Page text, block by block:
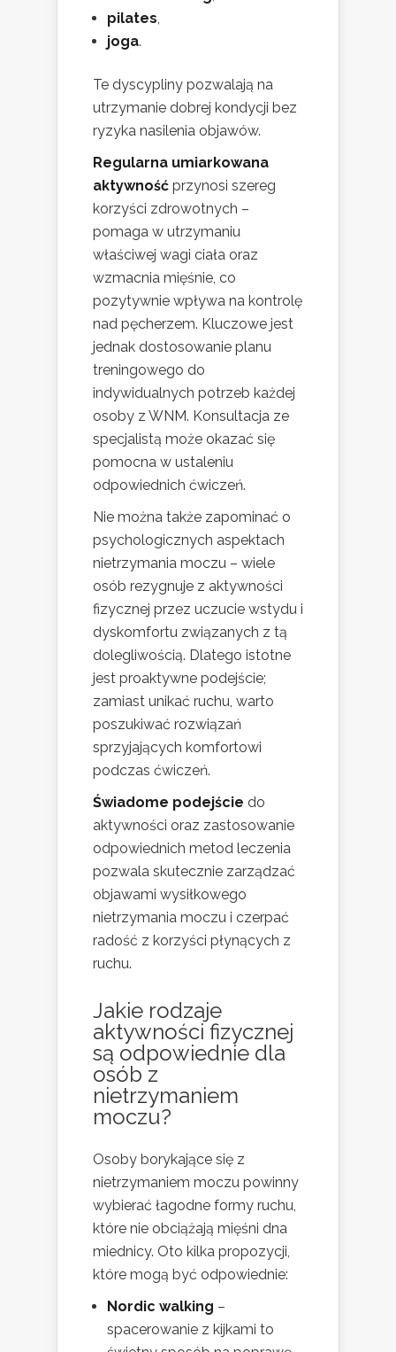
pilates
joga.
Te dyscypliny pozwalają na
utrzymanie dobrej kondycji bez
ryzyka nasilenia objawów.
Regularna umiarkowana
aktywność przynosi szereg
korzyści zdrowotnych –
pomaga w utrzymaniu
właściwej wagi ciała oraz
wzmacnia mięśnie, co
pozytywnie wpływa na kontrolę
nad pęcherzem. Kluczowe jest
jednak dostosowanie planu
treningowego do
indywidualnych potrzeb każdej
osoby z WNM. Konsultacja ze
specjalistą może okazać się
pomocna w ustaleniu
odpowiednich ćwiczeń.
Nie można także zapominać o
psychologicznych aspektach
nietrzymania moczu – wiele
osób rezygnuje z aktywności
fizycznej przez uczucie wstydu i
dyskomfortu związanych z tą
dolegliwością. Dlatego istotne
jest proaktywne podejście;
zamiast unikać ruchu, warto
poszukiwać rozwiązań
sprzyjających komfortowi
podczas ćwiczeń.
Świadome podejście do
aktywności oraz zastosowanie
odpowiednich metod leczenia
pozwala skutecznie zarządzać
objawami wysiłkowego
nietrzymania moczu i czerpać
radość z korzyści płynących z
ruchu.
Jakie rodzaje
aktywności fizycznej
są odpowiednie dla
osób z
nietrzymaniem
moczu?
Osoby borykające się z
nietrzymaniem moczu powinny
wybierać łagodne formy ruchu,
które nie obciążają mięśni dna
miednicy. Oto kilka propozycji,
które mogą być odpowiednie:
Nordic walking –
spacerowanie z kijkami to